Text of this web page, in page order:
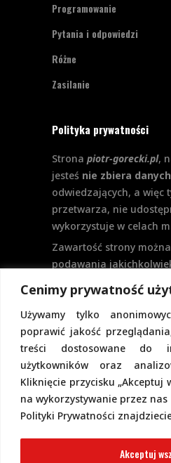
Cenimy prywatność
Używamy tylko
poprawić jakość
treści dostosowane do
użytkowników oraz
Kliknięcie przycisku „Akceptuj
na wykorzystywanie przez nas
Polityki Prywatności
Akceptuj
Programowanie
Pytania i odpowiedzi
Różne
Zasilanie
Polityka prywatności
Strona piotr-gorecki.pl,
jesteś nie zbiera
odwiedzających, a więc
przetwarza, nie
wykorzystuje w celach
Zawartość strony
podawania
logowanie. Aktualnie
przewiduje się
ani systemu
z udostępnianiem i
danych osobowych.
Pełną politykę
pod tym linkiem.
Polityka Cookies